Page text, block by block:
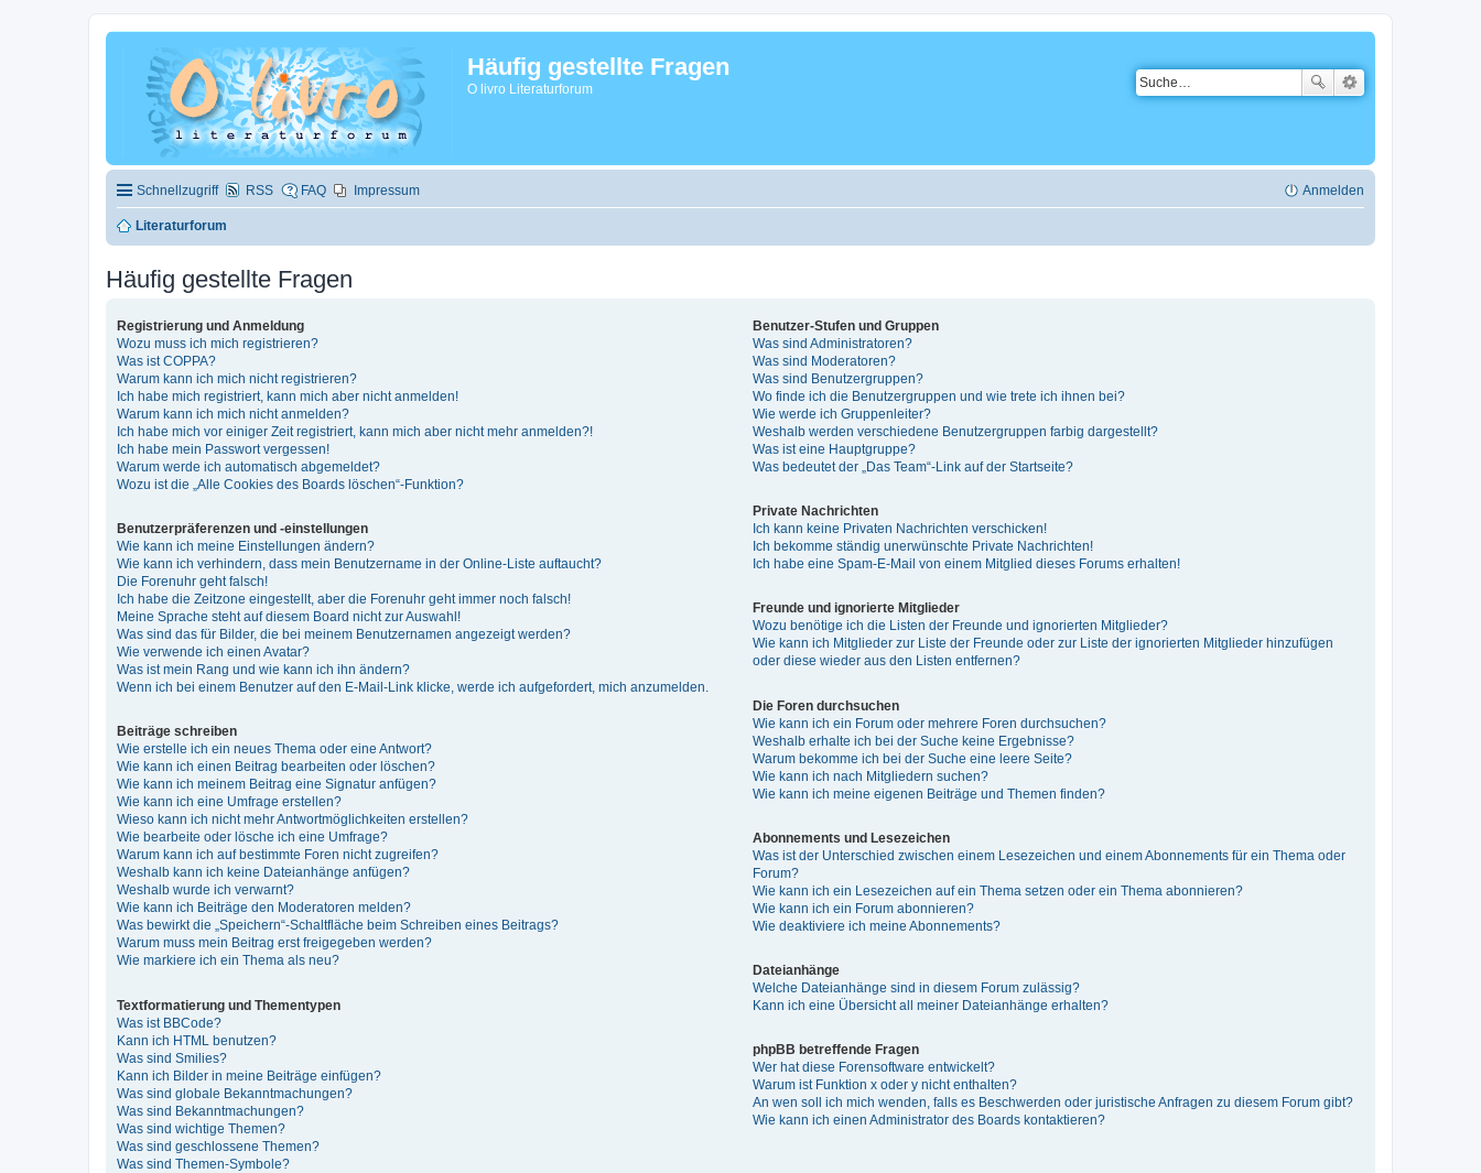
Häufig gestellte Fragen
O livro Literaturforum
Schnellzugriff RSS FAQ Impressum Anmelden
Literaturforum
Häufig gestellte Fragen
Registrierung und Anmeldung
Wozu muss ich mich registrieren?
Was ist COPPA?
Warum kann ich mich nicht registrieren?
Ich habe mich registriert, kann mich aber nicht anmelden!
Warum kann ich mich nicht anmelden?
Ich habe mich vor einiger Zeit registriert, kann mich aber nicht mehr anmelden?!
Ich habe mein Passwort vergessen!
Warum werde ich automatisch abgemeldet?
Wozu ist die „Alle Cookies des Boards löschen“-Funktion?
Benutzerpräferenzen und -einstellungen
Wie kann ich meine Einstellungen ändern?
Wie kann ich verhindern, dass mein Benutzername in der Online-Liste auftaucht?
Die Forenuhr geht falsch!
Ich habe die Zeitzone eingestellt, aber die Forenuhr geht immer noch falsch!
Meine Sprache steht auf diesem Board nicht zur Auswahl!
Was sind das für Bilder, die bei meinem Benutzernamen angezeigt werden?
Wie verwende ich einen Avatar?
Was ist mein Rang und wie kann ich ihn ändern?
Wenn ich bei einem Benutzer auf den E-Mail-Link klicke, werde ich aufgefordert, mich anzumelden.
Beiträge schreiben
Wie erstelle ich ein neues Thema oder eine Antwort?
Wie kann ich einen Beitrag bearbeiten oder löschen?
Wie kann ich meinem Beitrag eine Signatur anfügen?
Wie kann ich eine Umfrage erstellen?
Wieso kann ich nicht mehr Antwortmöglichkeiten erstellen?
Wie bearbeite oder lösche ich eine Umfrage?
Warum kann ich auf bestimmte Foren nicht zugreifen?
Weshalb kann ich keine Dateianhänge anfügen?
Weshalb wurde ich verwarnt?
Wie kann ich Beiträge den Moderatoren melden?
Was bewirkt die „Speichern“-Schaltfläche beim Schreiben eines Beitrags?
Warum muss mein Beitrag erst freigegeben werden?
Wie markiere ich ein Thema als neu?
Textformatierung und Thementypen
Was ist BBCode?
Kann ich HTML benutzen?
Was sind Smilies?
Kann ich Bilder in meine Beiträge einfügen?
Was sind globale Bekanntmachungen?
Was sind Bekanntmachungen?
Was sind wichtige Themen?
Was sind geschlossene Themen?
Was sind Themen-Symbole?
Benutzer-Stufen und Gruppen
Was sind Administratoren?
Was sind Moderatoren?
Was sind Benutzergruppen?
Wo finde ich die Benutzergruppen und wie trete ich ihnen bei?
Wie werde ich Gruppenleiter?
Weshalb werden verschiedene Benutzergruppen farbig dargestellt?
Was ist eine Hauptgruppe?
Was bedeutet der „Das Team“-Link auf der Startseite?
Private Nachrichten
Ich kann keine Privaten Nachrichten verschicken!
Ich bekomme ständig unerwünschte Private Nachrichten!
Ich habe eine Spam-E-Mail von einem Mitglied dieses Forums erhalten!
Freunde und ignorierte Mitglieder
Wozu benötige ich die Listen der Freunde und ignorierten Mitglieder?
Wie kann ich Mitglieder zur Liste der Freunde oder zur Liste der ignorierten Mitglieder hinzufügen
oder diese wieder aus den Listen entfernen?
Die Foren durchsuchen
Wie kann ich ein Forum oder mehrere Foren durchsuchen?
Weshalb erhalte ich bei der Suche keine Ergebnisse?
Warum bekomme ich bei der Suche eine leere Seite?
Wie kann ich nach Mitgliedern suchen?
Wie kann ich meine eigenen Beiträge und Themen finden?
Abonnements und Lesezeichen
Was ist der Unterschied zwischen einem Lesezeichen und einem Abonnements für ein Thema oder
Forum?
Wie kann ich ein Lesezeichen auf ein Thema setzen oder ein Thema abonnieren?
Wie kann ich ein Forum abonnieren?
Wie deaktiviere ich meine Abonnements?
Dateianhänge
Welche Dateianhänge sind in diesem Forum zulässig?
Kann ich eine Übersicht all meiner Dateianhänge erhalten?
phpBB betreffende Fragen
Wer hat diese Forensoftware entwickelt?
Warum ist Funktion x oder y nicht enthalten?
An wen soll ich mich wenden, falls es Beschwerden oder juristische Anfragen zu diesem Forum gibt?
Wie kann ich einen Administrator des Boards kontaktieren?